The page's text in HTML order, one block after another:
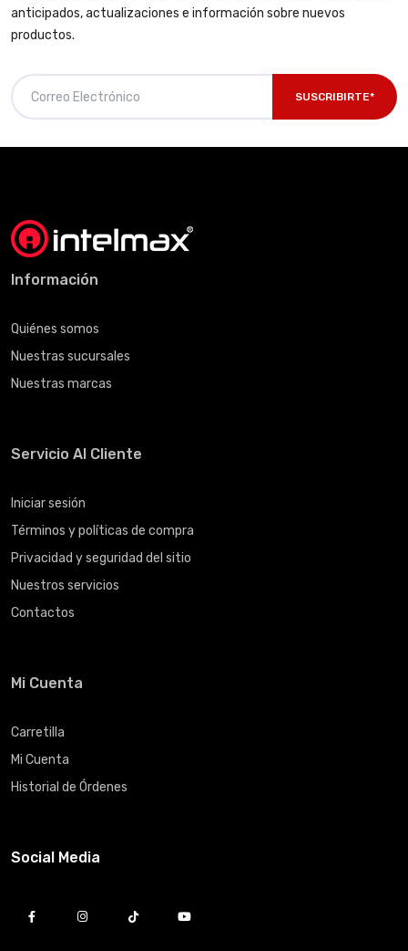
anticipados, actualizaciones e información sobre nuevos
productos.
SUSCRIBIRTE*
Información
Quiénes somos
Nuestras sucursales
Nuestras marcas
Servicio Al Cliente
Iniciar sesión
Términos y políticas de compra
Privacidad y seguridad del sitio
Nuestros servicios
Contactos
Mi Cuenta
Carretilla
Mi Cuenta
Historial de Órdenes
Social Media